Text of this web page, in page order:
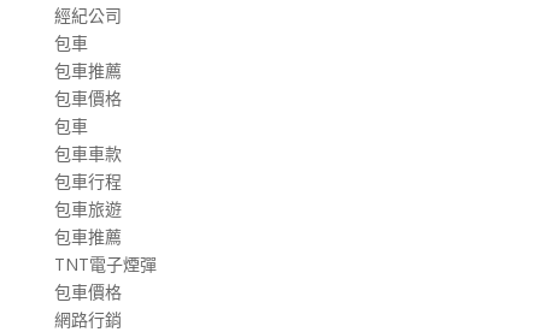
經紀公司
包車
包車推薦
包車價格
包車
包車車款
包車行程
包車旅遊
包車推薦
TNT電子煙彈
包車價格
網路行銷